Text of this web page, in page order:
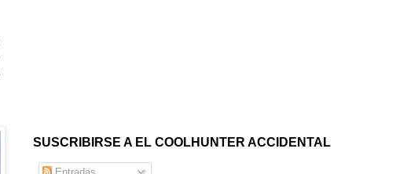
SUSCRIBIRSE A EL COOLHUNTER ACCIDENTAL